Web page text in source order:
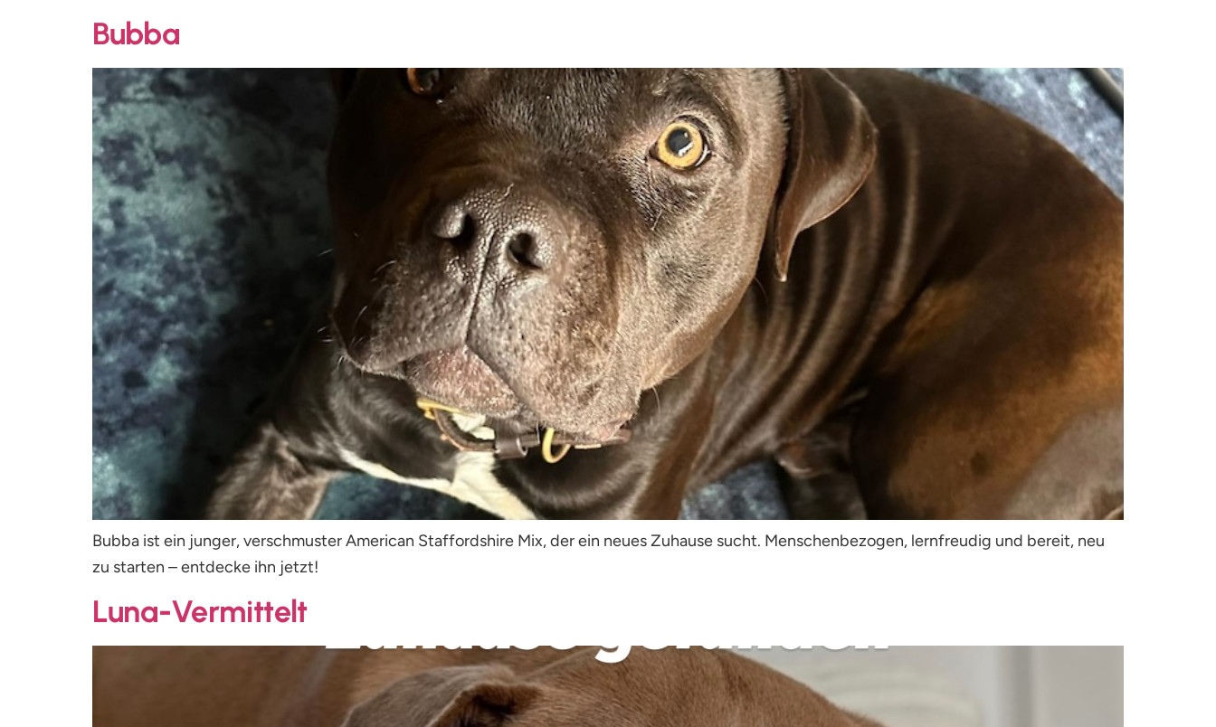
Bubba
Bubba ist ein junger, verschmuster American Staffordshire Mix, der ein neues Zuhause sucht. Menschenbezogen, lernfreudig und bereit, neu
zu starten – entdecke ihn jetzt!
Luna-Vermittelt